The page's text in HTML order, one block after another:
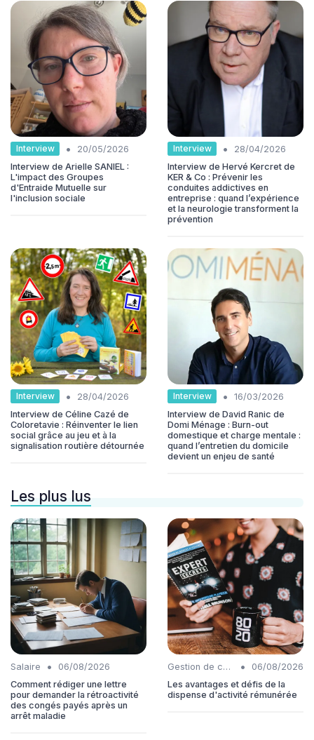
Interview •
20/05/2026
Interview de Arielle SANIEL :
L'impact des Groupes
d'Entraide Mutuelle sur
l'inclusion sociale
Interview •
28/04/2026
Interview de Hervé Kercret de
KER & Co : Prévenir les
conduites addictives en
entreprise : quand l’expérience
et la neurologie transforment la
prévention
Interview •
28/04/2026
Interview de Céline Cazé de
Coloretavie : Réinventer le lien
social grâce au jeu et à la
signalisation routière détournée
Interview •
16/03/2026
Interview de David Ranic de
Domi Ménage : Burn-out
domestique et charge mentale :
quand l’entretien du domicile
devient un enjeu de santé
Les plus lus
Salaire •
06/08/2026
Comment rédiger une lettre
pour demander la rétroactivité
des congés payés après un
arrêt maladie
Gestion de carrière •
06/08/2026
Les avantages et défis de la
dispense d'activité rémunérée